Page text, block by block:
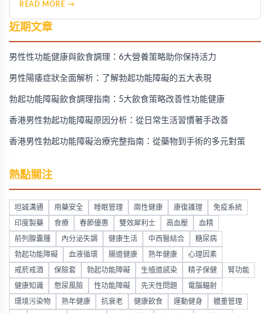
READ MORE →
近期文章
男性性功能健康與飲食調理：6大營養策略助你保持活力
男性陽痿症狀全面解析：了解勃起功能障礙的五大表現
勃起功能障礙飲食調理指南：5大飲食策略改善性功能健康
香港男性勃起功能障礙原因分析：從日常生活習慣著手改善
香港男性勃起功能障礙治療完整指南：從藥物到手術的多元對策
熱點關注
坦誠溝通 用藥安全 睡眠管理 兩性健康 康復護理 免疫系統
印度製藥 食療 春節優惠 雙效犀利士 高血壓 血精
前列腺囊腫 內分泌失調 健康生活 中西醫結合 糖尿病
勃起功能障礙 血液循環 腸道健康 熟年健康 心理因素
戒菸戒酒 保險套 勃起功能障礙 生殖道感染 精子保健 腎功能
健康知識 憋尿風險 性功能障礙 先天性問題 電腦輻射
環境污染物 熟年健康 抗衰老 健康飲食 運動健身 體重管理